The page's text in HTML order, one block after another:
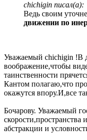
chichigin писал(а):
Ведь своим
движении по
Уважаемый chichigin !В
воображение,чтобы
таинственности
Кантом полагаю,что
окажутся впору.И,все
Бочарову. Уважаемый
абстракции и